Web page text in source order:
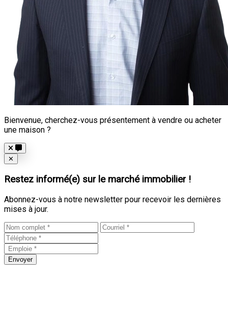
Bienvenue, cherchez-vous présentement à vendre ou acheter
une maison ?
Close
✕
Restez informé(e) sur le marché immobilier !
Abonnez-vous à notre newsletter pour recevoir les dernières
mises à jour.
Envoyer